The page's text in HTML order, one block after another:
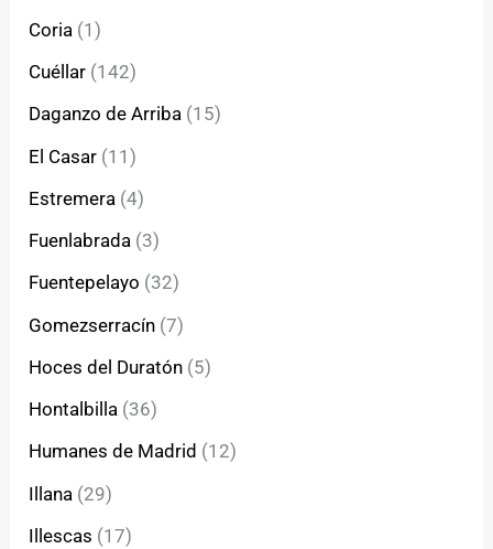
Coria (1)
Cuéllar (142)
Daganzo de Arriba (15)
El Casar (11)
Estremera (4)
Fuenlabrada (3)
Fuentepelayo (32)
Gomezserracín (7)
Hoces del Duratón (5)
Hontalbilla (36)
Humanes de Madrid (12)
Illana (29)
Illescas (17)